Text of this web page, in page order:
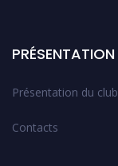
PRÉSENTATION
Présentation du club
Contacts